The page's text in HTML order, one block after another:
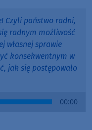
Czyli państwo radni,
radnym możliwość
własnej sprawie
konsekwentnym w
jak się postępowało
00:00